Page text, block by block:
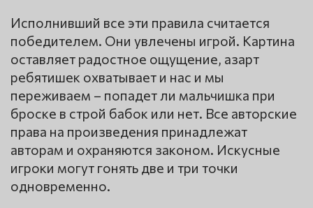
Исполнивший все эти правила считается
победителем. Они увлечены игрой. Картина
оставляет радостное ощущение, азарт
ребятишек охватывает и нас и мы
переживаем – попадет ли мальчишка при
броске в строй бабок или нет. Все авторские
права на произведения принадлежат
авторам и охраняются законом. Искусные
игроки могут гонять две и три точки
одновременно.